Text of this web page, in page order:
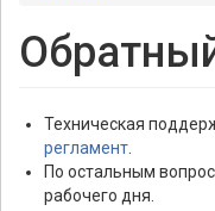
Техническая
регламент
По остальным
рабочего дня.